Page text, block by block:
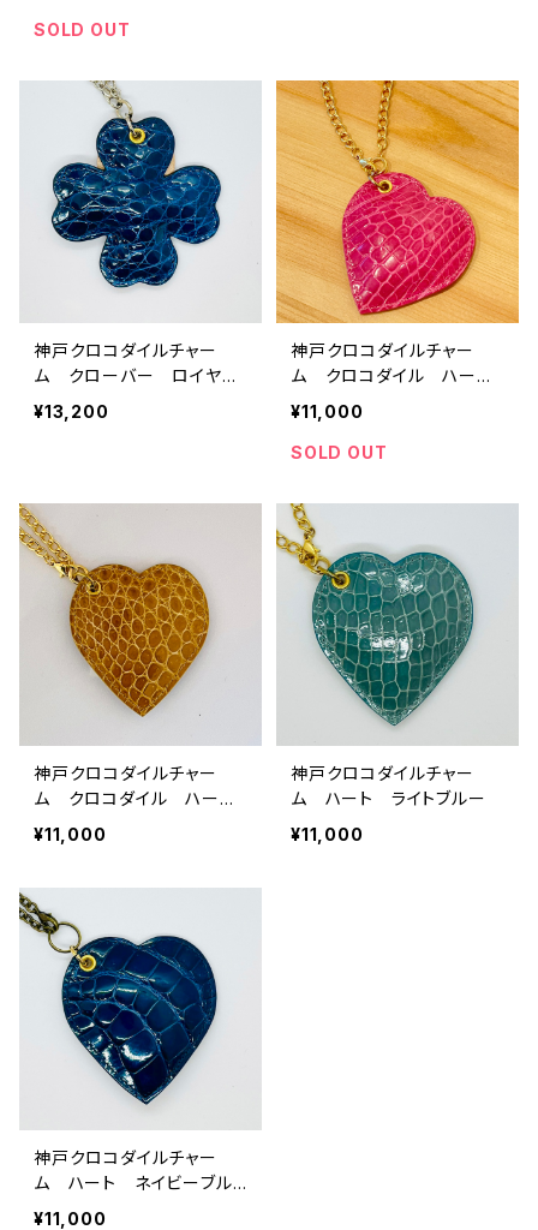
SOLD OUT
神戸クロコダイルチャー
ム クローバー ロイヤル
ブルーブルー
¥13,200
神戸クロコダイルチャー
ム クロコダイル ハー
ト ピンク
¥11,000
SOLD OUT
神戸クロコダイルチャー
ム クロコダイル ハー
ト キャメル
¥11,000
神戸クロコダイルチャー
ム ハート ライトブルー
¥11,000
神戸クロコダイルチャー
ム ハート ネイビーブル
ー
¥11,000